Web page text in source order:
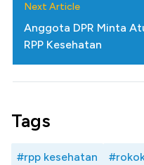
Next Article
Anggota DPR Minta
RPP Kesehatan
Tags
#rpp kesehatan